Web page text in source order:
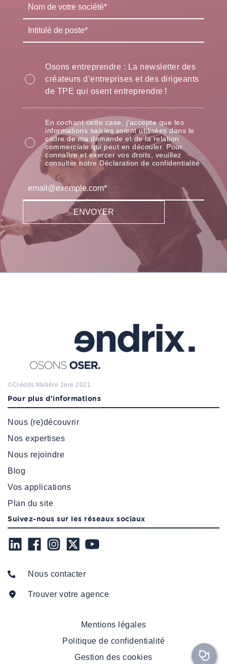
Osons entreprendre : La newsletter des
créateurs d’entreprises et des dirigeants
de TPE qui osent entreprendre !
En cochant cette case, j’accepte que les
informations saisies soient utilisées dans le
cadre de ma demande et de la relation
commerciale qui peut en découler. Pour
connaître et exercer vos droits, veuillez
consulter notre Déclaration de confidentialité
©Crédits Matière 1ère 2021
Pour plus d'informations
Nous (re)découvrir
Nos expertises
Nous rejoindre
Blog
Vos applications
Plan du site
Suivez-nous sur les réseaux sociaux
Nous contacter
Trouver votre agence
Mentions légales
Politique de confidentialité
Gestion des cookies